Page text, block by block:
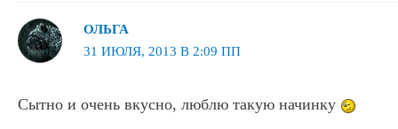
ОЛЬГА
31 ИЮЛЯ, 2013 В 2:09 ПП
Сытно и очень вкусно, люблю такую начинку